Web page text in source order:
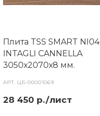
Плита TSS SMART NI04
INTAGLI CANNELLA
3050х2070х8 мм.
АРТ. ЦБ-00001069
28 450 р./лист